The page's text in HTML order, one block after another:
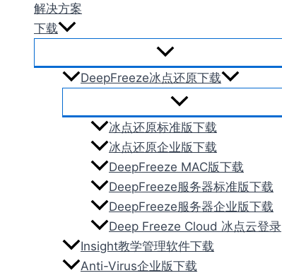
解决方案
下载
DeepFreeze冰点还原下载
冰点还原标准版下载
冰点还原企业版下载
DeepFreeze MAC版下载
DeepFreeze服务器标准版下载
DeepFreeze服务器企业版下载
Deep Freeze Cloud 冰点云登录
Insight教学管理软件下载
Anti-Virus企业版下载